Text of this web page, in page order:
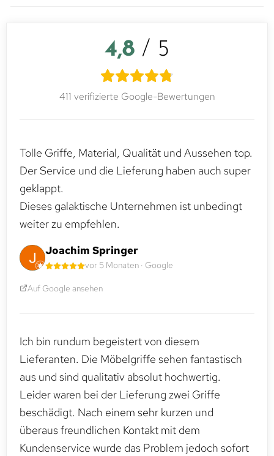
4,8 / 5
411 verifizierte Google-Bewertungen
Tolle Griffe, Material, Qualität und Aussehen top.
Der Service und die Lieferung haben auch super
geklappt.
Dieses galaktische Unternehmen ist unbedingt
weiter zu empfehlen.
Joachim Springer
vor 5 Monaten · Google
Auf Google ansehen
Ich bin rundum begeistert von diesem
Lieferanten. Die Möbelgriffe sehen fantastisch
aus und sind qualitativ absolut hochwertig.
Leider waren bei der Lieferung zwei Griffe
beschädigt. Nach einem sehr kurzen und
überaus freundlichen Kontakt mit dem
Kundenservice wurde das Problem jedoch sofort